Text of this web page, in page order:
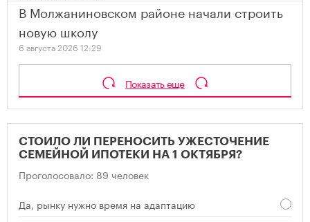
В Молжаниновском районе начали строить
новую школу
6 августа 2026 12:29
Показать еще
СТОИЛО ЛИ ПЕРЕНОСИТЬ УЖЕСТОЧЕНИЕ
СЕМЕЙНОЙ ИПОТЕКИ НА 1 ОКТЯБРЯ?
Проголосовало: 89 человек
Да, рынку нужно время на адаптацию